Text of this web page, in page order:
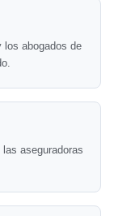
los abogados de
aseguradoras